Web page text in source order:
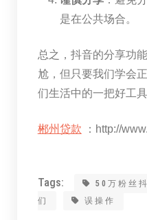
是在公共场合。
总之，抖音的分享功
尬，但只要我们学会
们生活中的一把好工具
郴州贷款 ：http://
Tags: 50万粉丝
们
误操作